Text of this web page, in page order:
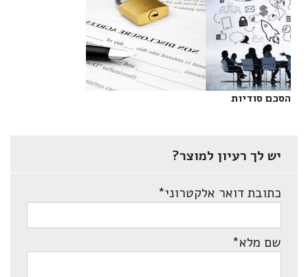
הסכם סודיות‎
יש לך רעיון למוצר?
כתובת דואר אלקטרוני*
שם מלא*